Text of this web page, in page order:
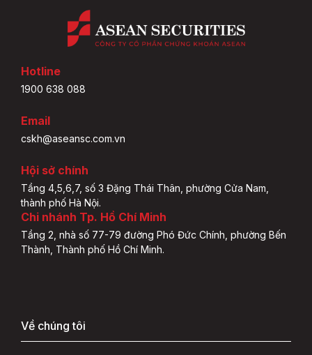
Hotline
1900 638 088
Email
cskh@aseansc.com.vn
Hội sở chính
Tầng 4,5,6,7, số 3 Đặng Thái Thân, phường Cửa Nam,
thành phố Hà Nội.
Chi nhánh Tp. Hồ Chí Minh
Tầng 2, nhà số 77-79 đường Phó Đức Chính, phường Bến
Thành, Thành phố Hồ Chí Minh.
Về chúng tôi